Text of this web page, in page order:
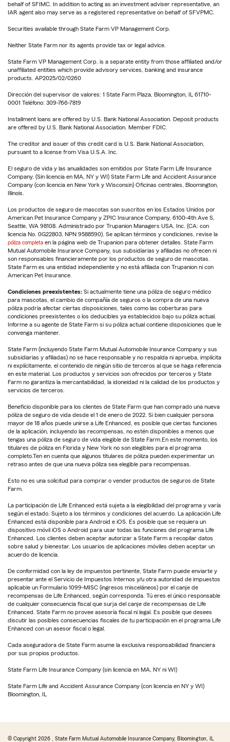
behalf of SFIMC. In addition to acting as an investment adviser representative, an
IAR agent also may serve as a registered representative on behalf of SFVPMC.
Securities available through State Farm VP Management Corp.
Neither State Farm nor its agents provide tax or legal advice.
State Farm VP Management Corp. is a separate entity from those affiliated and/or
unaffiliated entities which provide advisory services, banking and insurance
products. AP2025/02/0260
Dirección del supervisor de valores: 1 State Farm Plaza, Bloomington, IL 61710-
0001 Teléfono: 309-766-7819
Installment loans are offered by U.S. Bank National Association. Deposit products
are offered by U.S. Bank National Association. Member FDIC.
The creditor and issuer of this credit card is U.S. Bank National Association,
pursuant to a license from Visa U.S.A. Inc.
El seguro de vida y las anualidades son emitidos por State Farm Life Insurance
Company. (Sin licencia en MA, NY y WI) State Farm Life and Accident Assurance
Company (con licencia en New York y Wisconsin) Oficinas centrales, Bloomington,
Illinois.
Los productos de seguro de mascotas son suscritos en los Estados Unidos por
American Pet Insurance Company y ZPIC Insurance Company, 6100-4th Ave S,
Seattle, WA 98108. Administrado por Trupanion Managers USA, Inc. (CA: con
licencia No. 0G22803, NPN 9588590). Se aplican términos y condiciones, revise la
póliza completa en la página web de Trupanion para obtener detalles. State Farm
Mutual Automobile Insurance Company, sus subsidiarias y afiliadas no ofrecen ni
son responsables financieramente por los productos de seguro de mascotas.
State Farm es una entidad independiente y no está afiliada con Trupanion ni con
American Pet Insurance.
Condiciones preexistentes: Si actualmente tiene una póliza de seguro médico
para mascotas, el cambio de compañía de seguros o la compra de una nueva
póliza podría afectar ciertas disposiciones, tales como las coberturas para
condiciones preexistentes o los deducibles ya establecidos bajo su póliza actual.
Informe a su agente de State Farm si su póliza actual contiene disposiciones que le
convenga mantener.
State Farm (incluyendo State Farm Mutual Automobile Insurance Company y sus
subsidiarias y afiliadas) no se hace responsable y no respalda ni aprueba, implícita
ni explícitamente, el contenido de ningún sitio de terceros al que se haga referencia
en este material. Los productos y servicios son ofrecidos por terceros y State
Farm no garantiza la mercantabilidad, la idoneidad ni la calidad de los productos y
servicios de terceros.
Beneficio disponible para los clientes de State Farm que han comprado una nueva
póliza de seguro de vida desde el 1 de enero de 2022. Si bien cualquier persona
mayor de 18 años puede unirse a Life Enhanced, es posible que ciertas funciones
de la aplicación, incluyendo las recompensas, no estén disponibles a menos que
tengas una póliza de seguro de vida elegible de State Farm.En este momento, los
titulares de póliza en Florida y New York no son elegibles para el programa
completo.Ten en cuenta que algunos titulares de póliza pueden experimentar un
retraso antes de que una nueva póliza sea elegible para recompensas.
Esto no es una solicitud para comprar o vender productos de seguros de State
Farm.
La participación de Life Enhanced está sujeta a la elegibilidad del programa y varía
según el estado. Sujeto a los términos y condiciones del acuerdo. La aplicación Life
Enhanced está disponible para Android e iOS. Es posible que se requiera un
dispositivo móvil iOS o Android para usar todas las funciones del programa Life
Enhanced. Los clientes deben aceptar autorizar a State Farm a recopilar datos
sobre salud y bienestar. Los usuarios de aplicaciones móviles deben aceptar un
acuerdo de licencia.
De conformidad con la ley de impuestos pertinente, State Farm puede enviarte y
presentar ante el Servicio de Impuestos Internos y/u otra autoridad de impuestos
aplicable un Formulario 1099-MISC (ingresos misceláneos) por el canje de
recompensas de Life Enhanced, según corresponda. Tú eres el único responsable
de cualquier consecuencia fiscal que surja del canje de recompensas de Life
Enhanced. State Farm no provee asesoría fiscal ni legal. Es posible que desees
discutir las posibles consecuencias fiscales de tu participación en el programa Life
Enhanced con un asesor fiscal o legal.
Cada aseguradora de State Farm asume la exclusiva responsabilidad financiera
por sus propios productos.
State Farm Life Insurance Company (sin licencia en MA, NY ni WI)
State Farm Life and Accident Assurance Company (con licencia en NY y WI)
Bloomington, IL
© Copyright 2026 , State Farm Mutual Automobile Insurance Company, Bloomington, IL